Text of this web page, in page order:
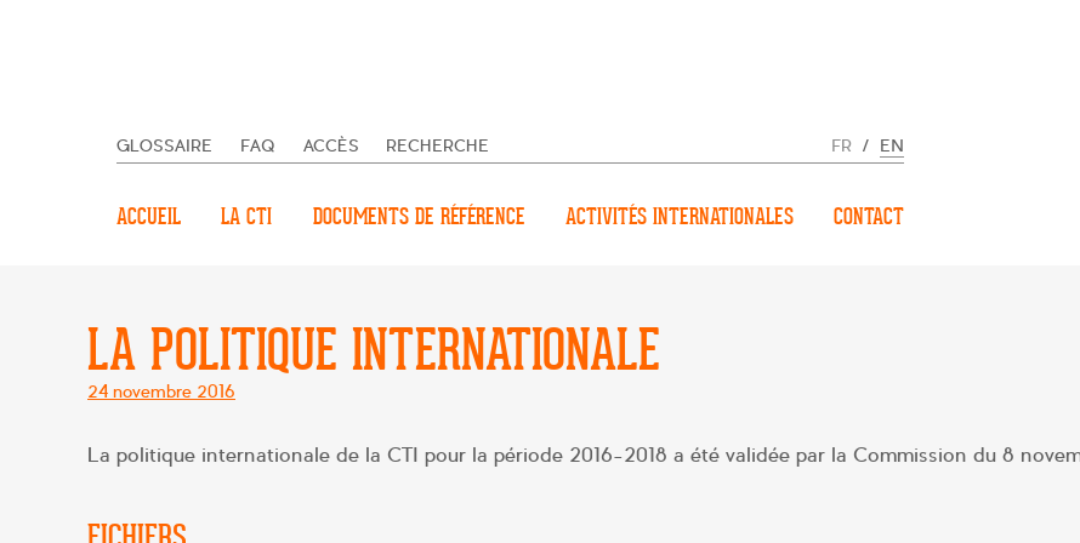
GLOSSAIRE FAQ ACCÈS RECHERCHE FR / EN
ACCUEIL LA CTI DOCUMENTS DE RÉFÉRENCE ACTIVITÉS INTERNATIONALES CONTACT
LA POLITIQUE INTERNATIONALE
Posté
24 novembre 2016
La politique internationale de la CTI pour la période 2016-2018 a été validée par la Commission du 8